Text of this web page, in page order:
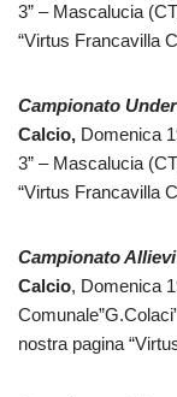
3” – Mascalucia
“Virtus Francavilla
Campionato
Calcio, Domenica
3” – Mascalucia
“Virtus Francavilla
Campionato
Calcio, Domenica
nostra pagina